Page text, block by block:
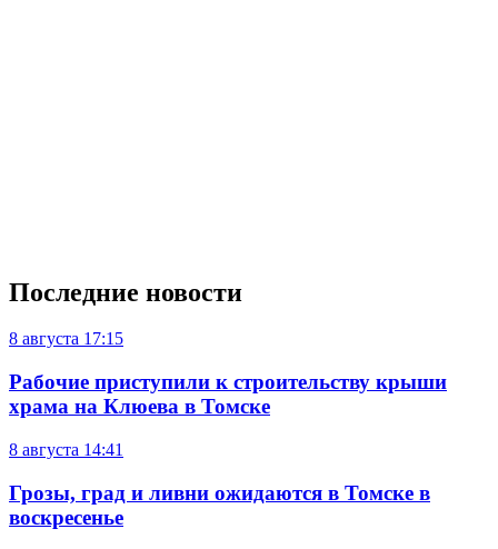
Последние новости
8 августа 17:15
Рабочие приступили к строительству крыши
храма на Клюева в Томске
8 августа 14:41
Грозы, град и ливни ожидаются в Томске в
воскресенье